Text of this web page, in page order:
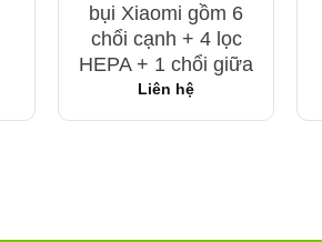
bụi Xiaomi gồm 6
chổi cạnh + 4 lọc
HEPA + 1 chổi giữa
Liên hệ